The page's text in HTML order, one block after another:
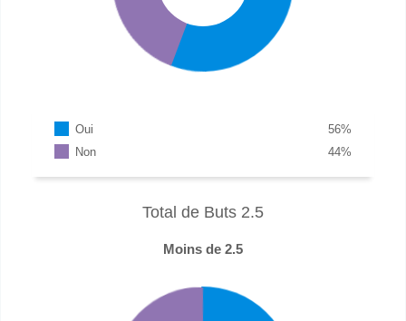
Oui %
56
Non
%
44
Total de Buts 2.5
Moins de 2.5